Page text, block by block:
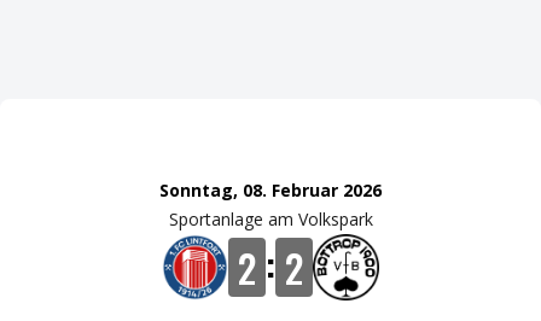
Sonntag, 08. Februar 2026
Sportanlage am Volkspark
2 : 2